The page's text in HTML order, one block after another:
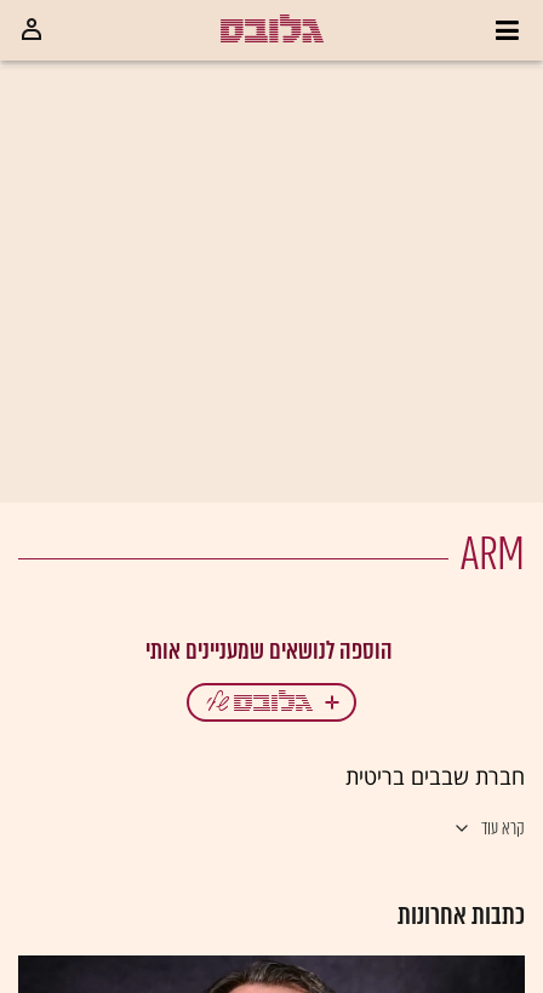
ARM
חברת שבבים בריטית
קרא עוד
כתבות אחרונות